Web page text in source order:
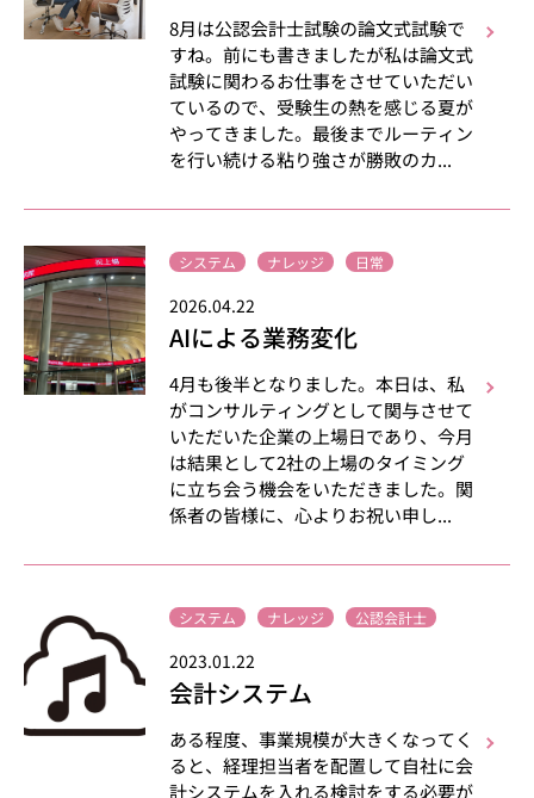
8月は公認会計士試験の論文式試験で
すね。前にも書きましたが私は論文式
試験に関わるお仕事をさせていただい
ているので、受験生の熱を感じる夏が
やってきました。最後までルーティン
を行い続ける粘り強さが勝敗のカ...
システム ナレッジ 日常
2026.04.22
AIによる業務変化
4月も後半となりました。本日は、私
がコンサルティングとして関与させて
いただいた企業の上場日であり、今月
は結果として2社の上場のタイミング
に立ち会う機会をいただきました。関
係者の皆様に、心よりお祝い申し...
システム ナレッジ 公認会計士
2023.01.22
会計システム
ある程度、事業規模が大きくなってく
ると、経理担当者を配置して自社に会
計システムを入れる検討をする必要が